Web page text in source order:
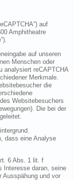
auf
Amphitheatre
auf unseren
Menschen oder
analysiert reCAPTCHA
Merkmale.
die
Websitebesuchers
Die bei der
dass eine Analyse
6 Abs. 1 lit. f
Interesse daran, seine
Ausspähung und vor